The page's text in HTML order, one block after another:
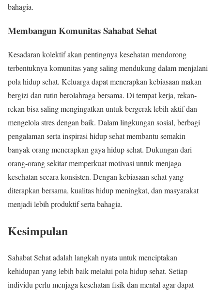
bahagia.
Membangun Komunitas Sahabat Sehat
Kesadaran kolektif akan pentingnya kesehatan mendorong
terbentuknya komunitas yang saling mendukung dalam menjalani
pola hidup sehat. Keluarga dapat menerapkan kebiasaan makan
bergizi dan rutin berolahraga bersama. Di tempat kerja, rekan-
rekan bisa saling mengingatkan untuk bergerak lebih aktif dan
mengelola stres dengan baik. Dalam lingkungan sosial, berbagi
pengalaman serta inspirasi hidup sehat membantu semakin
banyak orang menerapkan gaya hidup sehat. Dukungan dari
orang-orang sekitar memperkuat motivasi untuk menjaga
kesehatan secara konsisten. Dengan kebiasaan sehat yang
diterapkan bersama, kualitas hidup meningkat, dan masyarakat
menjadi lebih produktif serta bahagia.
Kesimpulan
Sahabat Sehat adalah langkah nyata untuk menciptakan
kehidupan yang lebih baik melalui pola hidup sehat. Setiap
individu perlu menjaga kesehatan fisik dan mental agar dapat